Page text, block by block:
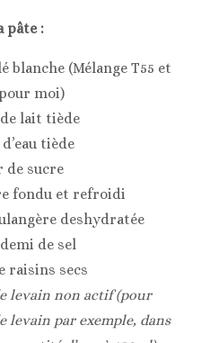
pâte :
blanche (Mélange T55 et
moi)
lait tiède
tiède
de sucre
fondu et refroidi
deshydratée
de sel
raisins secs
levain non actif (pour
levain par exemple, dans